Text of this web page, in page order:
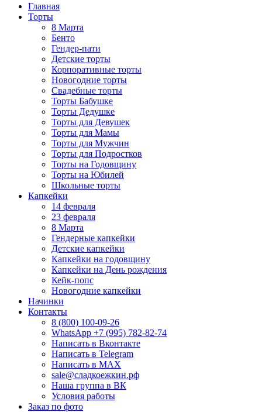
Главная
Торты
8 Марта
Бенто
Гендер-пати
Детские торты
Корпоративные торты
Новогодние торты
Свадебные торты
Торты Бабушке
Торты Дедушке
Торты для Девушек
Торты для Мамы
Торты для Мужчин
Торты для Подростков
Торты на Годовщину
Торты на Юбилей
Школьные торты
Капкейки
14 февраля
23 февраля
8 Марта
Гендерные капкейки
Детские капкейки
Капкейки на годовщину
Капкейки на День рождения
Кейк-попс
Новогодние капкейки
Начинки
Контакты
8 (800) 100-09-26
WhatsApp +7 (995) 782-82-74
Написать в Вконтакте
Написать в Telegram
Написать в MAX
sale@сладкоежкин.рф
Наша группа в ВК
Условия работы
Заказ по фото